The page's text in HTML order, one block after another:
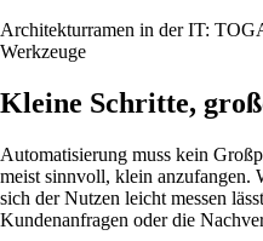
Architekturramen in der IT:
Werkzeuge
Kleine Schritte,
Automatisierung muss kein
meist sinnvoll, klein anzufangen.
sich der Nutzen leicht messen
Kundenanfragen oder die